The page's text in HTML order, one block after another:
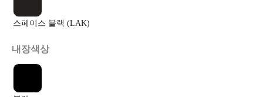
스페이스 블랙 (LAK)
내장색상